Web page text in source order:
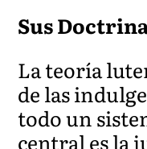
Sus
La teoría
de las
todo un
central es la